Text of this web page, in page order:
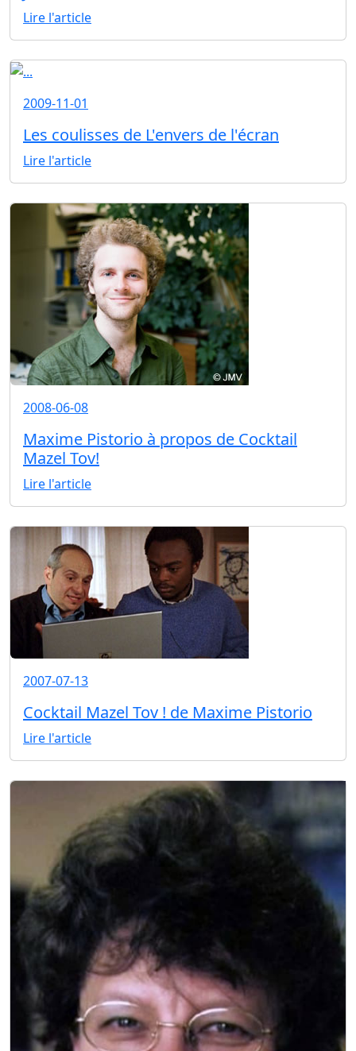
Lire l'article
2009-11-01
Les coulisses de L'envers de l'écran
Lire l'article
2008-06-08
Maxime Pistorio à propos de Cocktail
Mazel Tov!
Lire l'article
2007-07-13
Cocktail Mazel Tov ! de Maxime Pistorio
Lire l'article